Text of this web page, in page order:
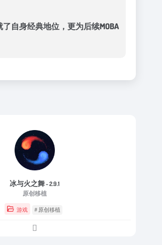
自身经典地位，更为后续MOBA
冰与火之舞- 2.9.1
原创移植
游戏 # 原创移植